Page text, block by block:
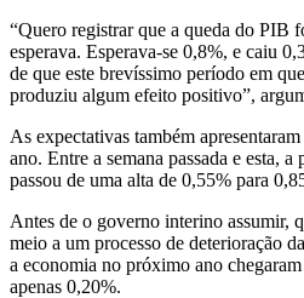
“Quero registrar que a queda do PIB
esperava. Esperava-se 0,8%, e caiu
de que este brevíssimo período em
produziu algum efeito positivo”,
As expectativas também
ano. Entre a semana passada e esta,
passou de uma alta de 0,55% para
Antes de o governo interino assumir,
meio a um processo de deterioração
a economia no próximo ano
apenas 0,20%.